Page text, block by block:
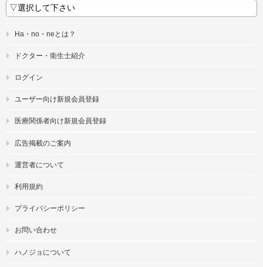
Ha・no・neとは？
ドクター・衛生士紹介
ログイン
ユーザー向け新規会員登録
医療関係者向け新規会員登録
広告掲載のご案内
運営者について
利用規約
プライバシーポリシー
お問い合わせ
ハノジョについて